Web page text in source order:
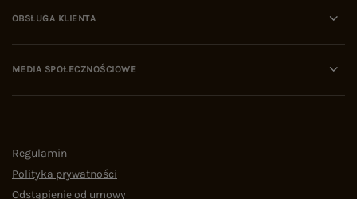
OBSŁUGA KLIENTA
MEDIA SPOŁECZNOŚCIOWE
Regulamin
Polityka prywatności
Odstąpienie od umowy